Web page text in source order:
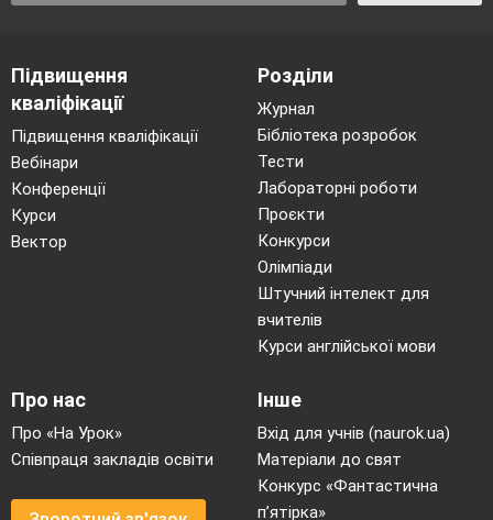
Підвищення
кваліфікації
Підвищення кваліфікації
Вебінари
Конференції
Курси
Вектор
Розділи
Журнал
Бібліотека розробок
Тести
Лабораторні роботи
Проєкти
Конкурси
Олімпіади
Штучний інтелект для
вчителів
Курси англійської мови
Про нас
Про «На Урок»
Співпраця закладів освіти
Інше
Вхід для учнів (naurok.ua)
Матеріали до свят
Конкурс «Фантастична
п’ятірка»